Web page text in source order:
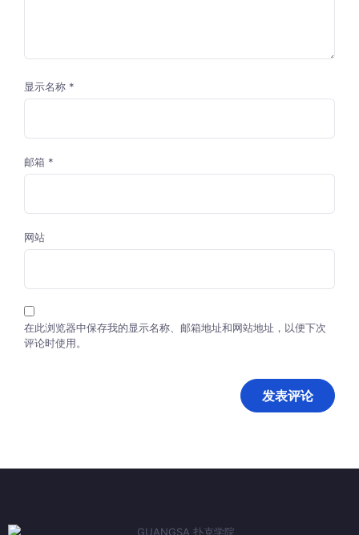
显示名称 *
邮箱 *
网站
在此浏览器中保存我的显示名称、邮箱地址和网站地址，以便下次
评论时使用。